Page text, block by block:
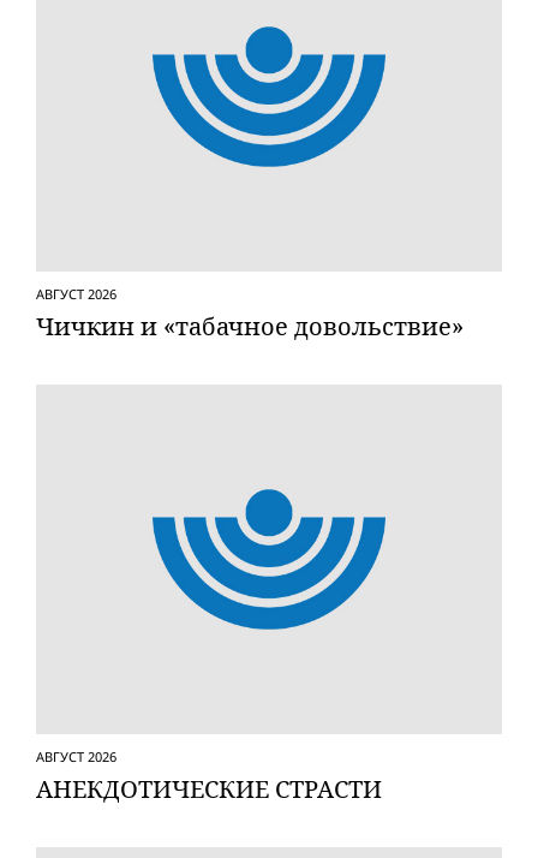
АВГУСТ 2026
Чичкин и «табачное довольствие»
АВГУСТ 2026
АНЕКДОТИЧЕСКИЕ СТРАСТИ